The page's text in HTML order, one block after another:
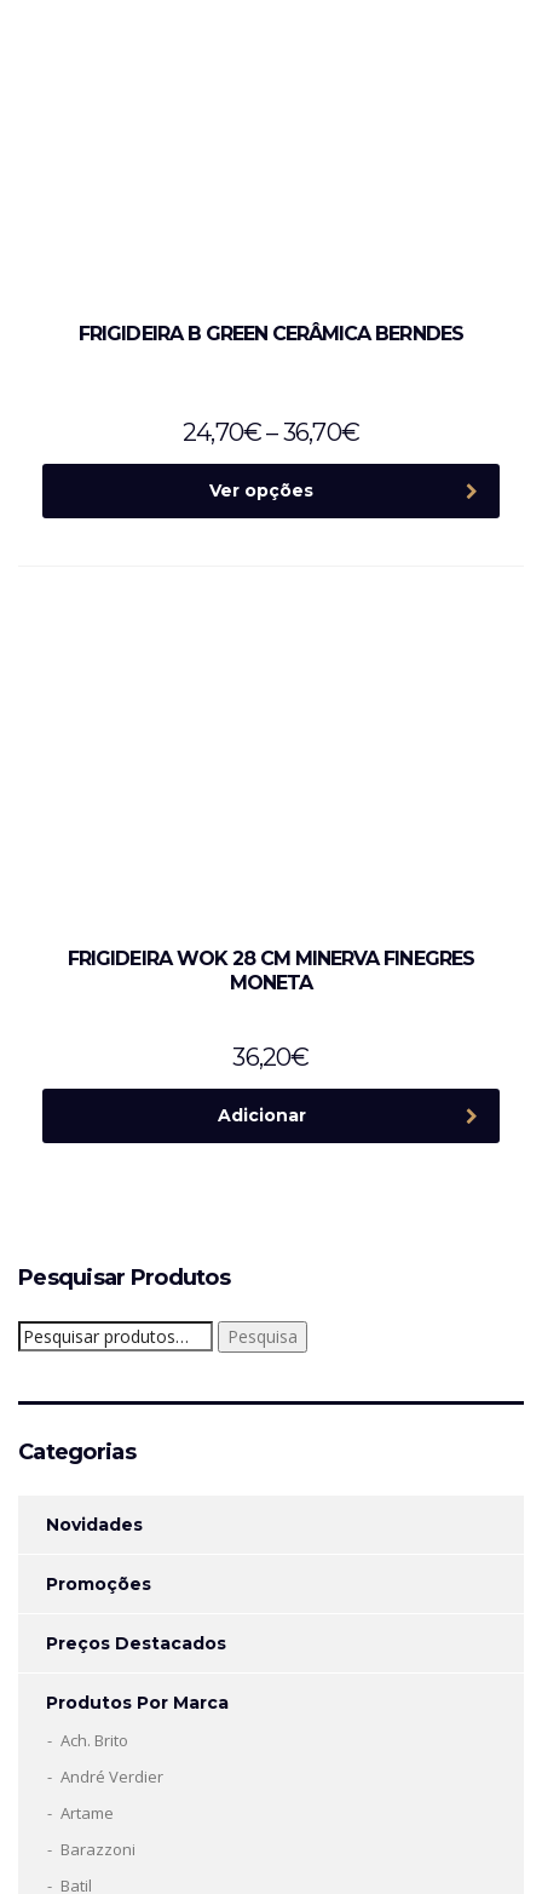
FRIGIDEIRA B GREEN CERÂMICA BERNDES
24,70€–36,70€
Ver opções
FRIGIDEIRA WOK 28 CM MINERVA FINEGRES
MONETA
36,20€
Adicionar
Pesquisar Produtos
Pesquisar
por:
Pesquisa
Categorias
Novidades
Promoções
Preços Destacados
Produtos Por Marca
Ach. Brito
André Verdier
Artame
Barazzoni
Batil